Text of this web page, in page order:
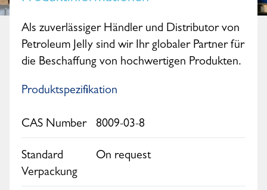
Als zuverlässiger Händler und Distributor von
Petroleum Jelly sind wir Ihr globaler Partner für
die Beschaffung von hochwertigen Produkten.
Produktspezifikation
CAS Number 8009-03-8
Standard
Verpackung
On request